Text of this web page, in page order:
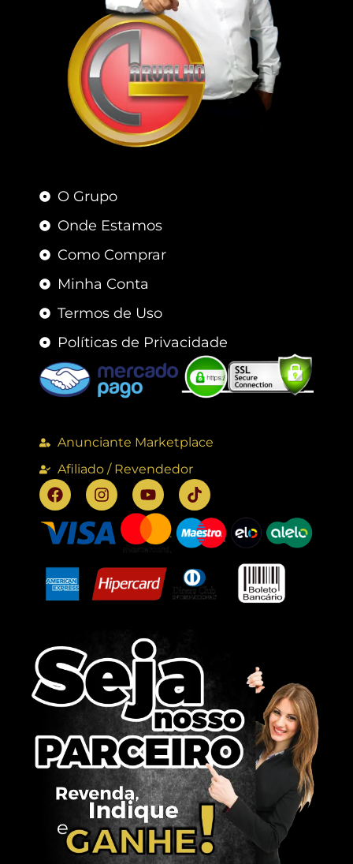
O Grupo
Onde Estamos
Como Comprar
Minha Conta
Termos de Uso
Políticas de Privacidade
Anunciante Marketplace
Afiliado / Revendedor